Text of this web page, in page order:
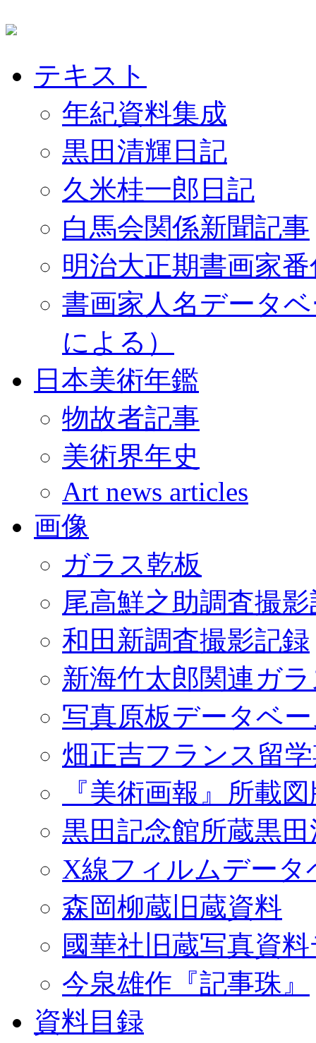
テキスト
年紀資料集成
黒田清輝日記
久米桂一郎日記
白馬会関係新聞記事
明治大正期書画家
書画家人名データ
による）
日本美術年鑑
物故者記事
美術界年史
Art news articles
画像
ガラス乾板
尾高鮮之助調査撮
和田新調査撮影記録
新海竹太郎関連ガ
写真原板データベ
畑正吉フランス留
『美術画報』所載
黒田記念館所蔵黒
X線フィルムデータ
森岡柳蔵旧蔵資料
國華社旧蔵写真資
今泉雄作『記事珠』
資料目録